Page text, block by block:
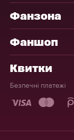
Фанзона
Фаншоп
Квитки
Безпечні платежі